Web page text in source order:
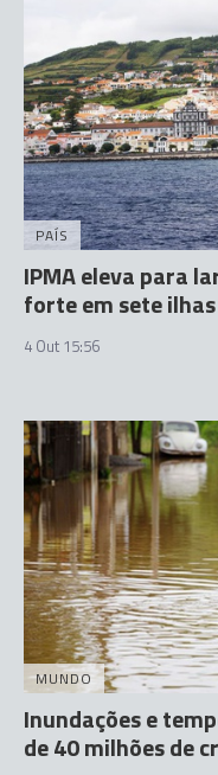
PAÍS
IPMA eleva para
forte em sete
4 Out 15:56
MUNDO
Inundações e
de 40 milhões de